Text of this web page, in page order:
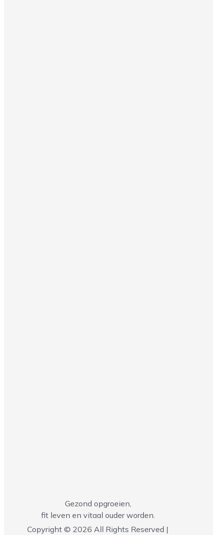
Gezond opgroeien,
fit leven en vitaal ouder worden.
Copyright © 2026 All Rights Reserved |